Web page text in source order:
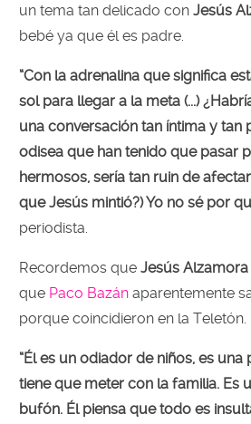
un tema tan delicado con Jesús
bebé ya que él es padre.
“Con la adrenalina que significa
sol para llegar a la meta (...)
una conversación tan íntima y tan
odisea que han tenido que pasar
hermosos, sería tan ruin de
que Jesús mintió?) Yo no sé por
periodista.
Recordemos que Jesús Alzamora
que Paco Bazán aparentemente
porque coincidieron en la Teletón.
“Él es un odiador de niños, es
tiene que meter con la familia. Es
bufón. Él piensa que todo es